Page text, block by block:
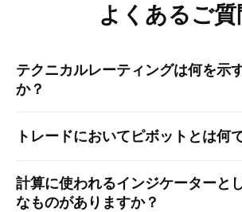
よくあるご質
テクニカルレーティングは何を示
か？
トレードにおいてピボットとは何
計算に使われるインジケーターと
なものがありますか？